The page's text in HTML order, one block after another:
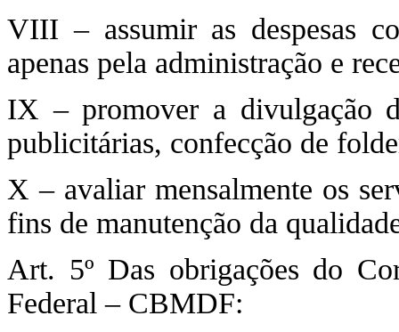
VIII – assumir as despesas
apenas pela administração e
IX – promover a divulgação
publicitárias, confecção de
X – avaliar mensalmente os
fins de manutenção da
Art. 5º Das obrigações do
Federal – CBMDF: